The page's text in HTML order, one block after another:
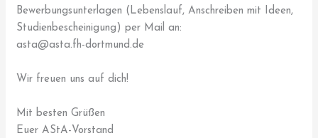
Bewerbungsunterlagen (Lebenslauf, Anschreiben mit Ideen,
Studienbescheinigung) per Mail an:
asta@asta.fh-dortmund.de
Wir freuen uns auf dich!
Mit besten Grüßen
Euer AStA-Vorstand